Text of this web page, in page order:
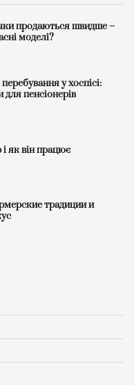
продаються швидше –
моделі?
у хоспісі:
для пенсіонерів
як він працює
традиции и